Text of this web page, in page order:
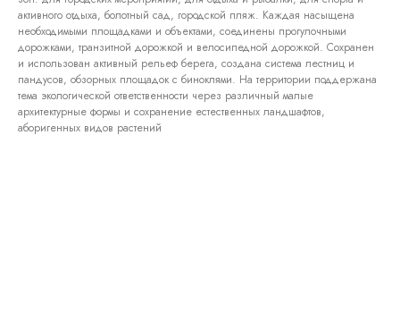
активного отдыха, болотный сад, городской пляж. Каждая насыщена
необходимыми площадками и объектами, соединены прогулочными
дорожками, транзитной дорожкой и велосипедной дорожкой. Сохранен
и использован активный рельеф берега, создана система лестниц и
пандусов, обзорных площадок с биноклями. На территории поддержана
тема экологической ответственности через различный малые
архитектурные формы и сохранение естественных ландшафтов,
аборигенных видов растений